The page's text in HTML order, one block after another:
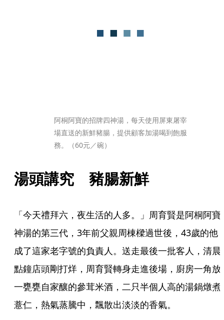
阿桐阿寶的招牌四神湯，每天使用屏東屠宰
場直送的新鮮豬腸，提供顧客加湯喝到飽服
務。（60元／碗）
湯頭講究　豬腸新鮮
「今天禮拜六，夜生活的人多。」周育賢是阿桐阿寶
神湯的第三代，3年前父親周棟樑過世後，43歲的他
成了這家老字號的負責人。送走最後一批客人，清晨
點鐘店頭剛打烊，周育賢轉身走進後場，廚房一角放
一甕甕自家釀的參茸米酒，二只半個人高的湯鍋燉煮
薏仁，熱氣蒸騰中，飄散出淡淡的香氣。